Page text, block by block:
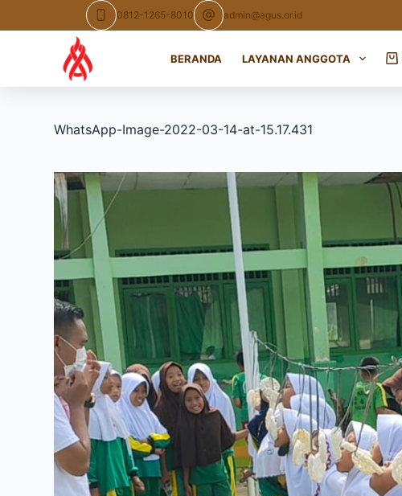
to
0812-1265-8010 admin@agus.or.id
BERANDA LAYANAN ANGGOTA
WhatsApp-Image-2022-03-14-at-15.17.431